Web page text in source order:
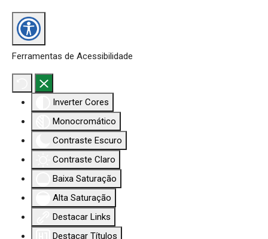
Ferramentas de Acessibilidade
Inverter Cores
Monocromático
Contraste Escuro
Contraste Claro
Baixa Saturação
Alta Saturação
Destacar Links
Destacar Títulos